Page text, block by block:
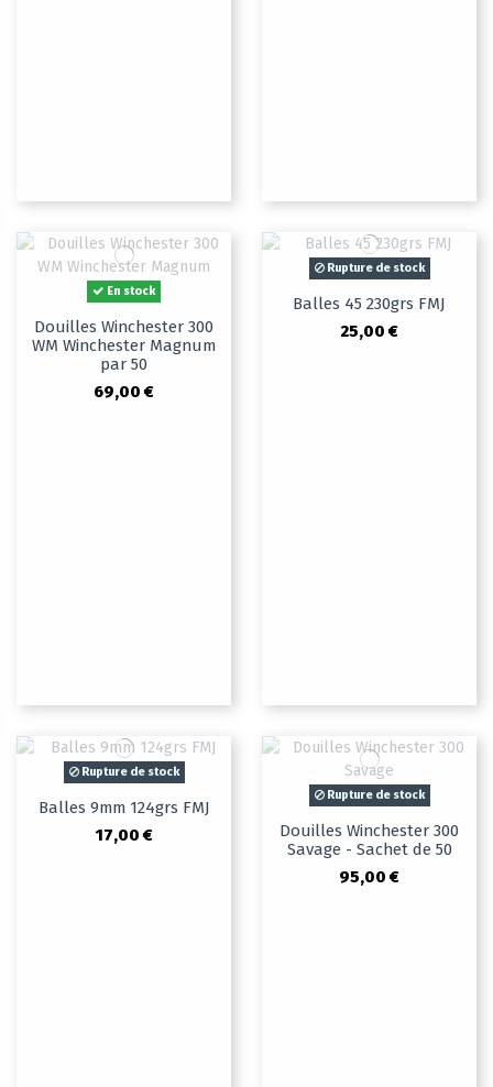
En stock
Douilles Winchester 300
WM Winchester Magnum
par 50
69,00 €
Rupture de stock
Balles 45 230grs FMJ
25,00 €
Rupture de stock
Balles 9mm 124grs FMJ
17,00 €
Rupture de stock
Douilles Winchester 300
Savage - Sachet de 50
95,00 €